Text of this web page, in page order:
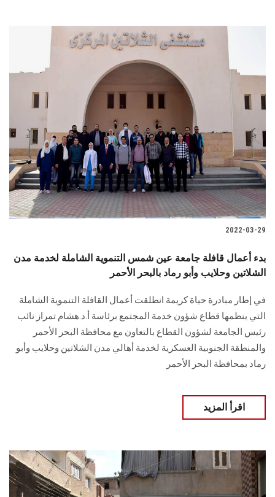
2022-03-29
بدء أعمال قافلة جامعة عين شمس التنموية الشاملة لخدمة مدن
الشلاتين وحلايب وأبو رماد بالبحر الأحمر
في إطار مبادرة حياة كريمة انطلقت أعمال القافلة التنموية الشاملة
التي ينظمها قطاع شؤون خدمة المجتمع برئاسة أ.د.هشام تمراز نائب
رئيس الجامعة لشؤون القطاع بالتعاون مع محافظة البحر الأحمر
والمنطقة الجنوبية العسكرية لخدمة أهالي مدن الشلاتين وحلايب وأبو
رماد بمحافظة البحر الأحمر
اقرأ المزيد